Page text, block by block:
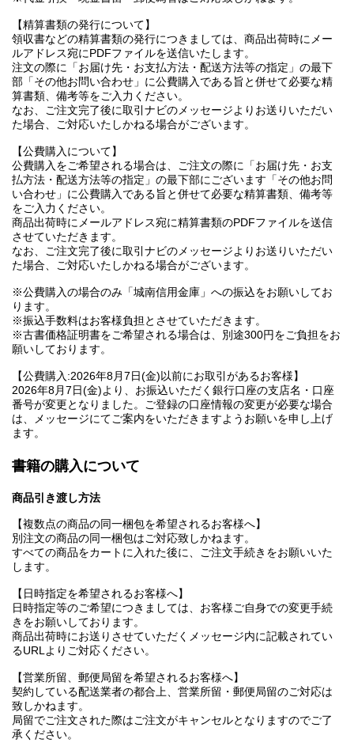
【精算書類の発行について】
領収書などの精算書類の発行につきましては、商品出荷時にメー
ルアドレス宛にPDFファイルを送信いたします。
注文の際に「お届け先・お支払方法・配送方法等の指定」の最下
部「その他お問い合わせ」に公費購入である旨と併せて必要な精
算書類、備考等をご入力ください。
なお、ご注文完了後に取引ナビのメッセージよりお送りいただい
た場合、ご対応いたしかねる場合がございます。
【公費購入について】
公費購入をご希望される場合は、ご注文の際に「お届け先・お支
払方法・配送方法等の指定」の最下部にございます「その他お問
い合わせ」に公費購入である旨と併せて必要な精算書類、備考等
をご入力ください。
商品出荷時にメールアドレス宛に精算書類のPDFファイルを送信
させていただきます。
なお、ご注文完了後に取引ナビのメッセージよりお送りいただい
た場合、ご対応いたしかねる場合がございます。
※公費購入の場合のみ「城南信用金庫」への振込をお願いしてお
ります。
※振込手数料はお客様負担とさせていただきます。
※古書価格証明書をご希望される場合は、別途300円をご負担をお
願いしております。
【公費購入:2026年8月7日(金)以前にお取引があるお客様】
2026年8月7日(金)より、お振込いただく銀行口座の支店名・口座
番号が変更となりました。ご登録の口座情報の変更が必要な場合
は、メッセージにてご案内をいただきますようお願いを申し上げ
ます。
書籍の購入について
商品引き渡し方法
【複数点の商品の同一梱包を希望されるお客様へ】
別注文の商品の同一梱包はご対応致しかねます。
すべての商品をカートに入れた後に、ご注文手続きをお願いいた
します。
【日時指定を希望されるお客様へ】
日時指定等のご希望につきましては、お客様ご自身での変更手続
きをお願いしております。
商品出荷時にお送りさせていただくメッセージ内に記載されてい
るURLよりご対応ください。
【営業所留、郵便局留を希望されるお客様へ】
契約している配送業者の都合上、営業所留・郵便局留のご対応は
致しかねます。
局留でご注文された際はご注文がキャンセルとなりますのでご了
承ください。